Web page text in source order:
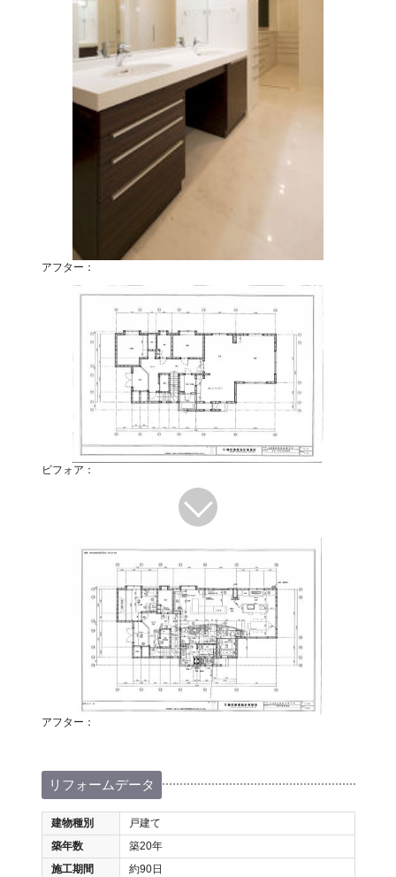
アフター：
ビフォア：
アフター：
リフォームデータ
建物種別
戸建て
築年数
築20年
施工期間
約90日